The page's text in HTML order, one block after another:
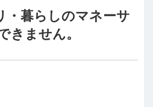
・暮らしのマネーサ
きません。